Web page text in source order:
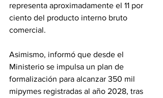
representa aproximadamente el 11 por
ciento del producto interno bruto
comercial.
Asimismo, informó que desde el
Ministerio se impulsa un plan de
formalización para alcanzar 350 mil
mipymes registradas al año 2028, tras